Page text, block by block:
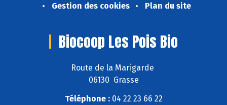
Gestion des cookies
Plan du site
Biocoop Les Pois Bio
Route de la Marigarde
06130 Grasse
Téléphone :04 22 23 66 22